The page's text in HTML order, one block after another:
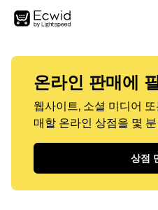
온라인 판매에
웹사이트, 소셜 미디어
매할 온라인 상점을 몇
상점